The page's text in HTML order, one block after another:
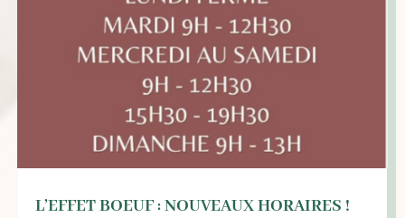
L’EFFET BOEUF : NOUVEAUX HORAIRES !